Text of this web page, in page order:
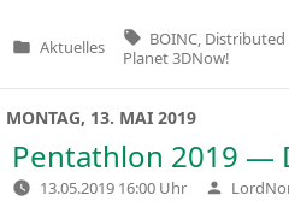
Veröffentlicht
Aktuelles
Tags:
BOINC
Planet 3DNow!
MONTAG, 13. MAI 2019
Pentathlon 2019 —
13.05.2019 16:00 Uhr Verfasst
von